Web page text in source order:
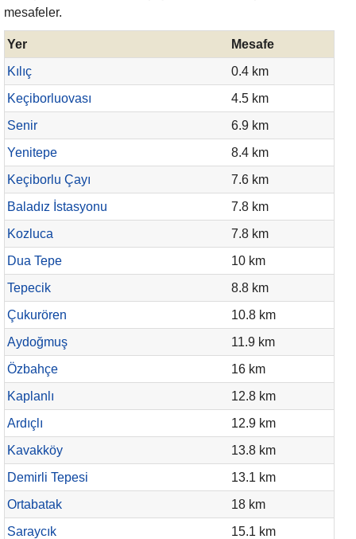
mesafeler.
Yer
Mesafe
Kılıç
0.4 km
Keçiborluovası
4.5 km
Senir
6.9 km
Yenitepe
8.4 km
Keçiborlu Çayı
7.6 km
Baladız İstasyonu
7.8 km
Kozluca
7.8 km
Dua Tepe
10 km
Tepecik
8.8 km
Çukurören
10.8 km
Aydoğmuş
11.9 km
Özbahçe
16 km
Kaplanlı
12.8 km
Ardıçlı
12.9 km
Kavakköy
13.8 km
Demirli Tepesi
13.1 km
Ortabatak
18 km
Saraycık
15.1 km